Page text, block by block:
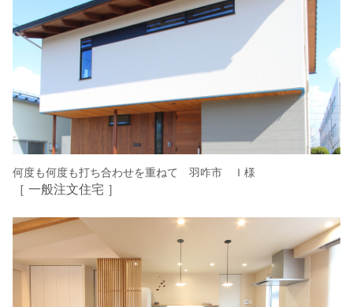
何度も何度も打ち合わせを重ねて 羽咋市 Ｉ様
［ 一般注文住宅 ］